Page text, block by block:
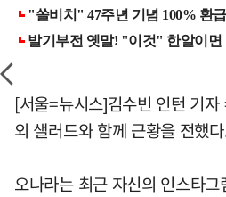
[서울=뉴시스]김수빈 인턴 기
외 샐러드와 함께 근황을 전했
오나라는 최근 자신의 인스타